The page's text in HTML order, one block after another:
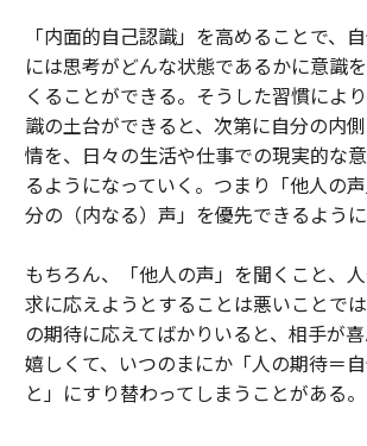
「内面的自己認識」を高めることで、
には思考がどんな状態であるかに意識
くることができる。そうした習慣によ
識の土台ができると、次第に自分の内
情を、日々の生活や仕事での現実的な
るようになっていく。つまり「他人の
分の（内なる）声」を優先できるように
もちろん、「他人の声」を聞くこと、
求に応えようとすることは悪いことで
の期待に応えてばかりいると、相手が
嬉しくて、いつのまにか「人の期待＝
と」にすり替わってしまうことがある。